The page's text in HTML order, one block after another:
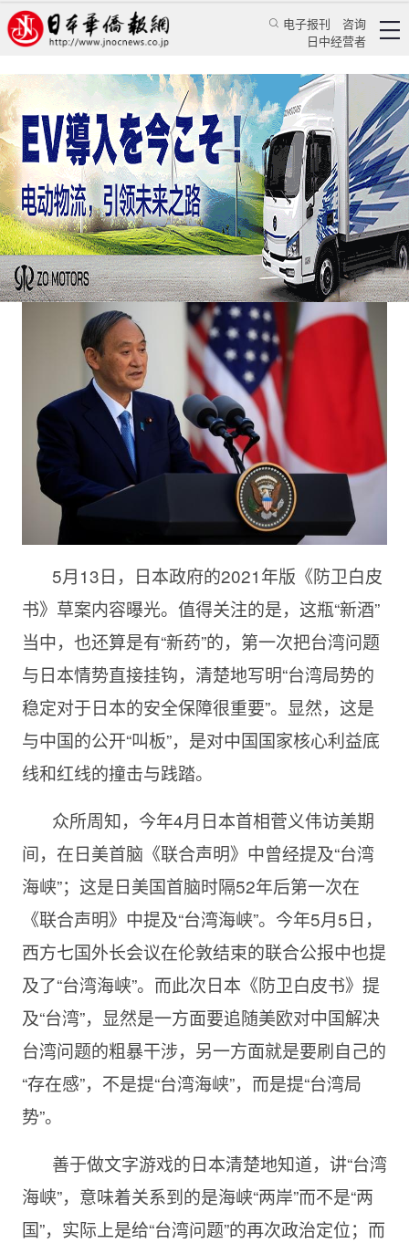
电子报刊
咨询
日中经营者
日本新版《防卫白皮书》加入“群殴”行列
王亚囡 日本新闻 政治焦点
日本华侨报网 2021/5/17 10:58:48
5月13日，日本政府的2021年版《防卫白皮
书》草案内容曝光。值得关注的是，这瓶“新酒”
当中，也还算是有“新药”的，第一次把台湾问题
与日本情势直接挂钩，清楚地写明“台湾局势的
稳定对于日本的安全保障很重要”。显然，这是
与中国的公开“叫板”，是对中国国家核心利益底
线和红线的撞击与践踏。
众所周知，今年4月日本首相菅义伟访美期
间，在日美首脑《联合声明》中曾经提及“台湾
海峡”；这是日美国首脑时隔52年后第一次在
《联合声明》中提及“台湾海峡”。今年5月5日，
西方七国外长会议在伦敦结束的联合公报中也提
及了“台湾海峡”。而此次日本《防卫白皮书》提
及“台湾”，显然是一方面要追随美欧对中国解决
台湾问题的粗暴干涉，另一方面就是要刷自己的
“存在感”，不是提“台湾海峡”，而是提“台湾局
势”。
善于做文字游戏的日本清楚地知道，讲“台湾
海峡”，意味着关系到的是海峡“两岸”而不是“两
国”，实际上是给“台湾问题”的再次政治定位；而